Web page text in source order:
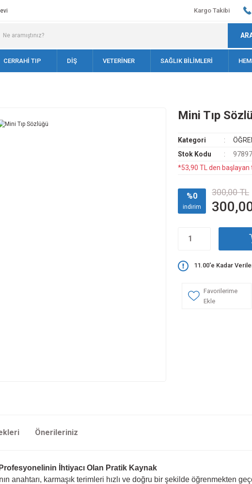
Kargo Takibi
CERRAHİ TIP DİŞ VETERİNER SAĞLIK BİLİMLERİ
Mini Tıp
Kategori
Stok Kodu
*53,90 TL den başlayan
%0
indirim
300,00 TL
11.00'e Kadar
Önerileriniz
İhtiyacı Olan Pratik Kaynak
anahtarı, karmaşık terimleri hızlı ve doğru bir şekilde öğrenmekten